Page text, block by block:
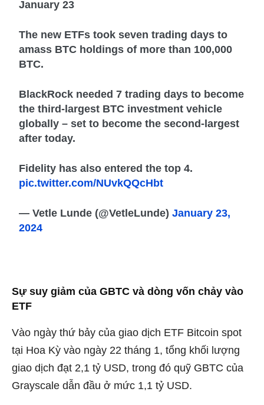
January 23
The new ETFs took seven trading days to
amass BTC holdings of more than 100,000
BTC.
BlackRock needed 7 trading days to become
the third-largest BTC investment vehicle
globally – set to become the second-largest
after today.
Fidelity has also entered the top 4.
pic.twitter.com/NUvkQQcHbt
— Vetle Lunde (@VetleLunde)January 23,
2024
Sự suy giảm của GBTC và dòng vốn chảy vào
ETF
Vào ngày thứ bảy của giao dịch ETF Bitcoin spot
tại Hoa Kỳ vào ngày 22 tháng 1, tổng khối lượng
giao dịch đạt 2,1 tỷ USD, trong đó quỹ GBTC của
Grayscale dẫn đầu ở mức 1,1 tỷ USD.